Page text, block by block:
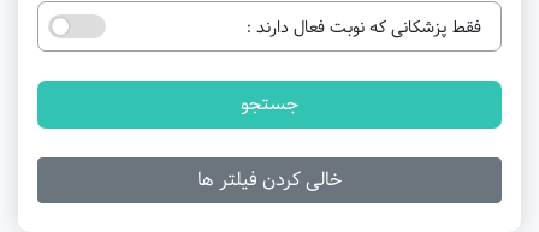
فقط پزشکانی که نوبت فعال دارند :
جستجو
خالی کردن فیلتر ها